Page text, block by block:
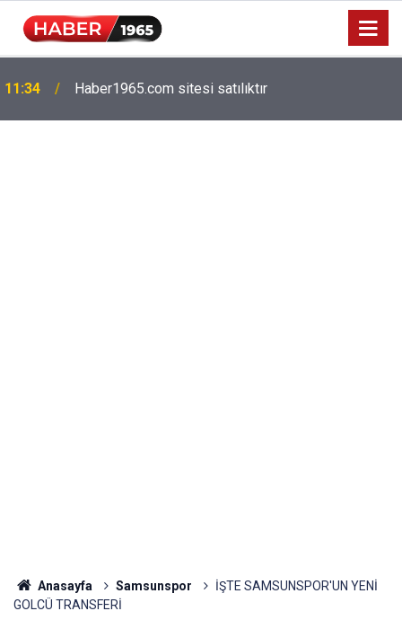
15:52
hesaplarda
Anasayfa Samsunspor
İŞTE SAMSUNSPOR'UN YENİ
GOLCÜ TRANSFERİ